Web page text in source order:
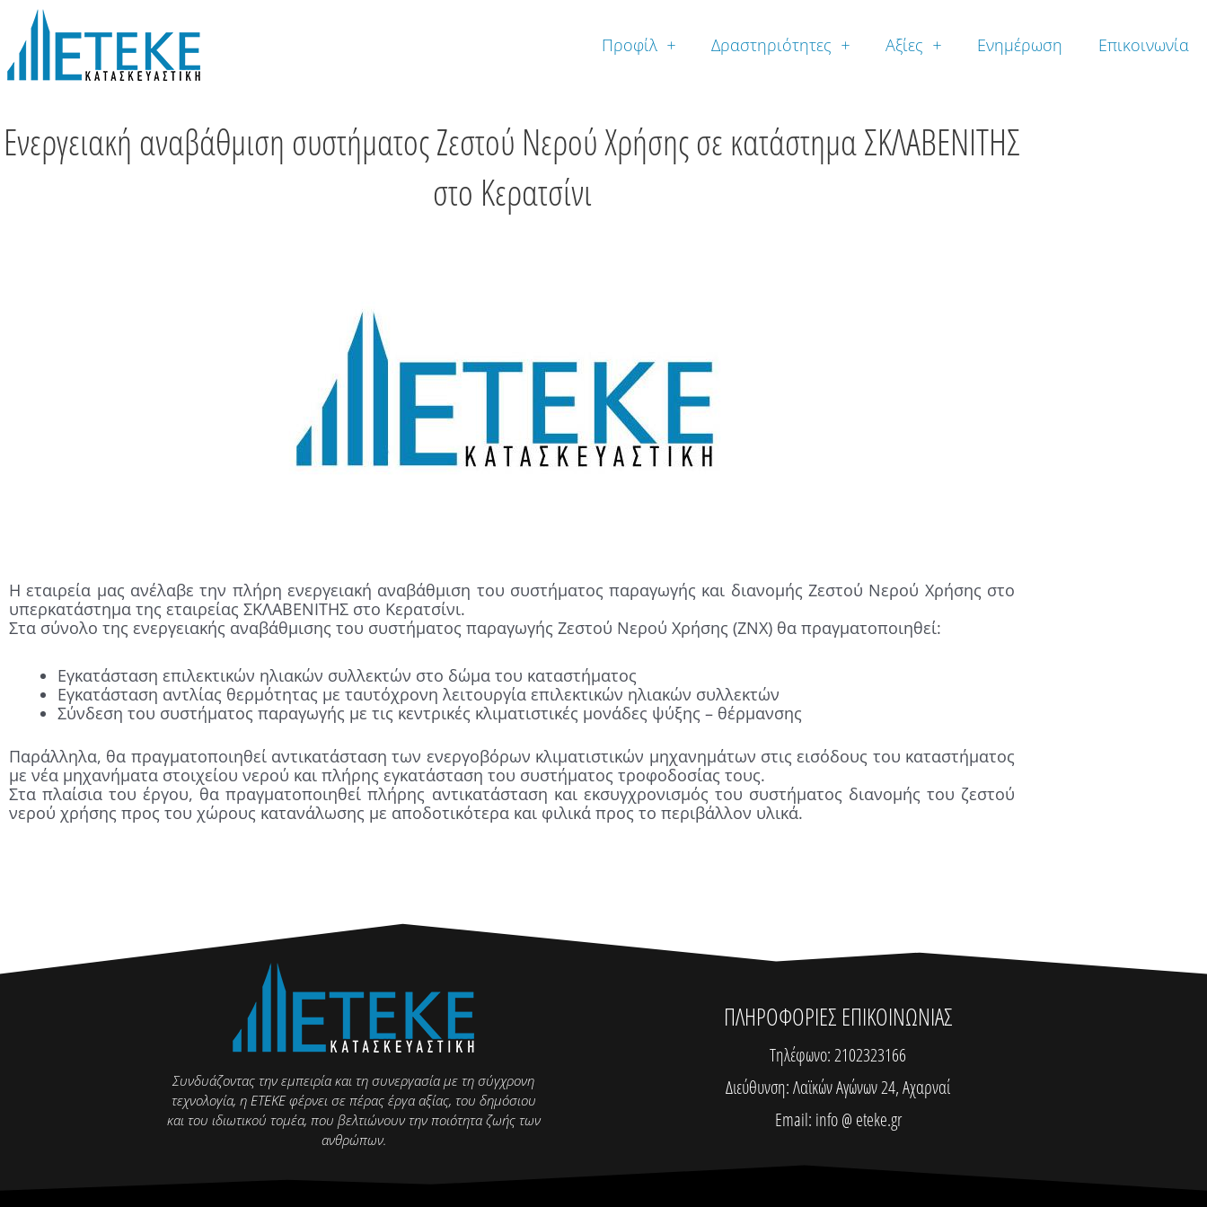
content
Προφίλ Δραστηριότητες Αξίες Ενημέρωση Επικοινωνία
Ενεργειακή αναβάθμιση συστήματος Ζεστού Νερού Χρήσης σε κατάστημα ΣΚΛΑΒΕΝΙΤΗΣ
στο Κερατσίνι
Η εταιρεία μας ανέλαβε την πλήρη ενεργειακή αναβάθμιση του συστήματος παραγωγής και διανομής Ζεστού Νερού Χρήσης στο
υπερκατάστημα της εταιρείας ΣΚΛΑΒΕΝΙΤΗΣ στο Κερατσίνι.
Στα σύνολο της ενεργειακής αναβάθμισης του συστήματος παραγωγής Ζεστού Νερού Χρήσης (ΖΝΧ) θα πραγματοποιηθεί:
Εγκατάσταση επιλεκτικών ηλιακών συλλεκτών στο δώμα του καταστήματος
Εγκατάσταση αντλίας θερμότητας με ταυτόχρονη λειτουργία επιλεκτικών ηλιακών συλλεκτών
Σύνδεση του συστήματος παραγωγής με τις κεντρικές κλιματιστικές μονάδες ψύξης – θέρμανσης
Παράλληλα, θα πραγματοποιηθεί αντικατάσταση των ενεργοβόρων κλιματιστικών μηχανημάτων στις εισόδους του καταστήματος
με νέα μηχανήματα στοιχείου νερού και πλήρης εγκατάσταση του συστήματος τροφοδοσίας τους.
Στα πλαίσια του έργου, θα πραγματοποιηθεί πλήρης αντικατάσταση και εκσυγχρονισμός του συστήματος διανομής του ζεστού
νερού χρήσης προς του χώρους κατανάλωσης με αποδοτικότερα και φιλικά προς το περιβάλλον υλικά.
Συνδυάζοντας την εμπειρία και τη συνεργασία με τη σύγχρονη
τεχνολογία, η ΕΤΕΚΕ φέρνει σε πέρας έργα αξίας, του δημόσιου
και του ιδιωτικού τομέα, που βελτιώνουν την ποιότητα ζωής των
ανθρώπων.
ΠΛΗΡΟΦΟΡΙΕΣ ΕΠΙΚΟΙΝΩΝΙΑΣ
Τηλέφωνο: 2102323166
Διεύθυνση: Λαϊκών Αγώνων 24, Αχαρναί
Email: info @ eteke.gr